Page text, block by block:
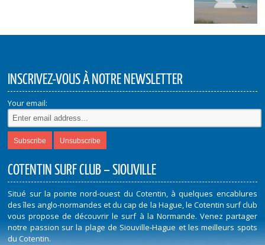
INSCRIVEZ-VOUS À NOTRE NEWSLETTER
Your email:
COTENTIN SURF CLUB – SIOUVILLE
Situé sur la pointe nord-ouest du Cotentin, à quelques encablures
des îles anglo-normandes et du cap de la Hague, le Cotentin surf club
vous propose de découvrir le surf à la Normande. Venez partager
notre passion sur la plage de Siouville-Hague et les meilleurs spots
du Cotentin.